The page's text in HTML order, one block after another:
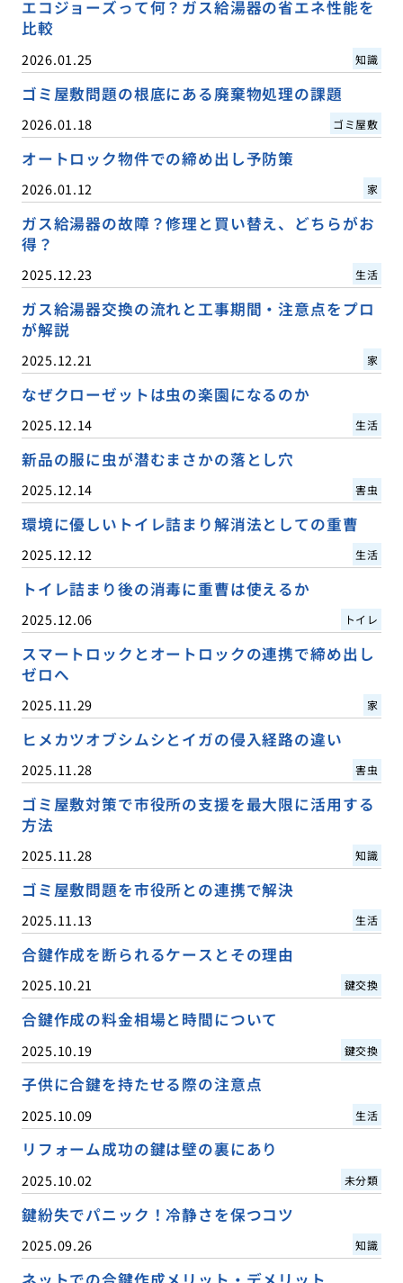
エコジョーズって何？ガス給湯器の省エネ性能を
比較
2026.01.25 知識
ゴミ屋敷問題の根底にある廃棄物処理の課題
2026.01.18 ゴミ屋敷
オートロック物件での締め出し予防策
2026.01.12 家
ガス給湯器の故障？修理と買い替え、どちらがお
得？
2025.12.23 生活
ガス給湯器交換の流れと工事期間・注意点をプロ
が解説
2025.12.21 家
なぜクローゼットは虫の楽園になるのか
2025.12.14 生活
新品の服に虫が潜むまさかの落とし穴
2025.12.14 害虫
環境に優しいトイレ詰まり解消法としての重曹
2025.12.12 生活
トイレ詰まり後の消毒に重曹は使えるか
2025.12.06 トイレ
スマートロックとオートロックの連携で締め出し
ゼロへ
2025.11.29 家
ヒメカツオブシムシとイガの侵入経路の違い
2025.11.28 害虫
ゴミ屋敷対策で市役所の支援を最大限に活用する
方法
2025.11.28 知識
ゴミ屋敷問題を市役所との連携で解決
2025.11.13 生活
合鍵作成を断られるケースとその理由
2025.10.21 鍵交換
合鍵作成の料金相場と時間について
2025.10.19 鍵交換
子供に合鍵を持たせる際の注意点
2025.10.09 生活
リフォーム成功の鍵は壁の裏にあり
2025.10.02 未分類
鍵紛失でパニック！冷静さを保つコツ
2025.09.26 知識